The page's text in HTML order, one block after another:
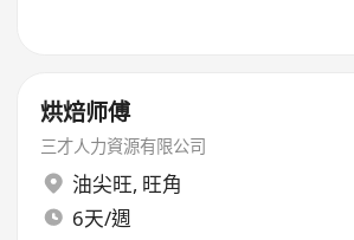
烘焙师傅
三才人力資源有限公司
油尖旺, 旺角
6天/週